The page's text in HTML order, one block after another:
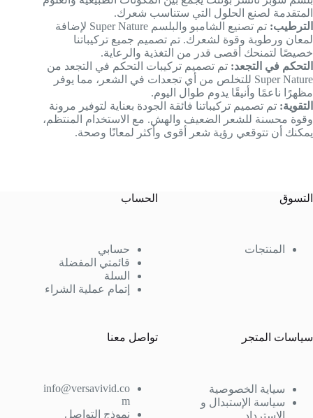
المتقدمة لصنع الحلول التي ستناسب شعرك.
الترطيب:
تم تصنيع الشامبو والبلسم Super Nature لإضافة
لمعان ورطوبة وقوة لشعرك. تم تصميم جميع تركيباتنا
خصيصًا لتمنحك أقصى قدر من التغذية والرعاية.
التحكم في التجعد: تم تصميم تركيبات التحكم في التجعد من
Super Nature للتخلص من أي تجعدات في الشعر، مما يوفر
مظهرًا ناعمًا وأنيقًا يدوم طوال اليوم.
التقوية: تم تصميم تركيباتنا فائقة الجودة بعناية لتوفير مرونة
وقوة محسنة للشعر الضعيف والهش. مع الاستخدام المنتظم،
يمكنك أن تتوقعي رؤية شعر أقوى وأكثر لمعانًا وصحة.
التسوق
المنتجات
الحساب
حسابي
قائمتي المفضلة
السلة
إتمام عملية الشراء
سياسات المتجر
سياية الخصوصية
سياسة الإستبدال و
تواصل معنا
info@versavivid.co
m
نموذج التواصل